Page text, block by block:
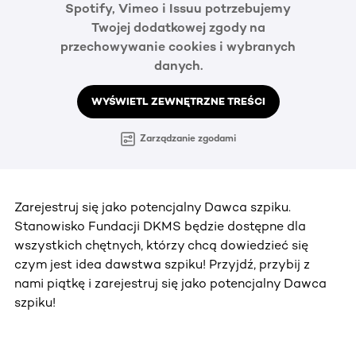
Spotify, Vimeo i Issuu potrzebujemy
Twojej dodatkowej zgody na
przechowywanie cookies i wybranych
danych.
WYŚWIETL ZEWNĘTRZNE TREŚCI
Zarządzanie zgodami
Zarejestruj się jako potencjalny Dawca szpiku.
Stanowisko Fundacji DKMS będzie dostępne dla
wszystkich chętnych, którzy chcą dowiedzieć się
czym jest idea dawstwa szpiku! Przyjdź, przybij z
nami piątkę i zarejestruj się jako potencjalny Dawca
szpiku!